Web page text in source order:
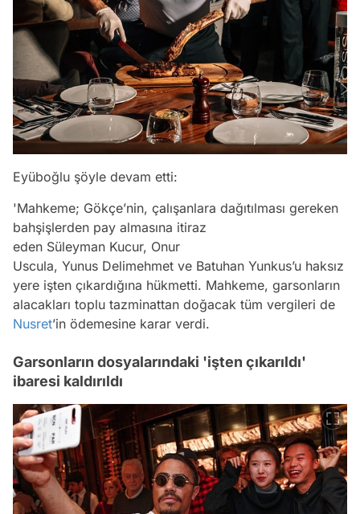
Eyüboğlu şöyle devam etti:
'Mahkeme; Gökçe’nin, çalışanlara dağıtılması gereken
bahşişlerden pay almasına itiraz
eden Süleyman Kucur, Onur
Uscula, Yunus Delimehmet ve Batuhan Yunkus’u haksız
yere işten çıkardığına hükmetti. Mahkeme, garsonların
alacakları toplu tazminattan doğacak tüm vergileri de
Nusret’in ödemesine karar verdi.
Garsonların dosyalarındaki 'işten çıkarıldı'
ibaresi kaldırıldı